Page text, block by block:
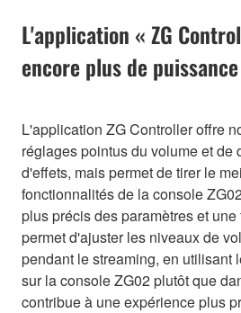
L'application « ZG
encore plus de
L'application ZG Controller offre
réglages pointus du volume et de
d'effets, mais permet de tirer le
fonctionnalités de la console
plus précis des paramètres et
permet d'ajuster les niveaux de
pendant le streaming, en utilisant
sur la console ZG02 plutôt que
contribue à une expérience plus